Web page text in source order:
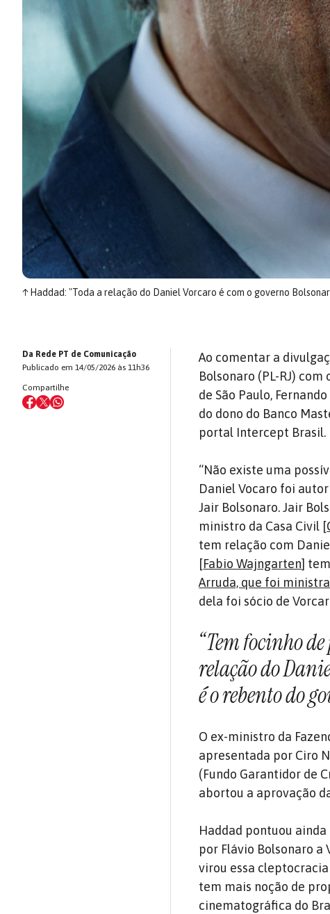
↑Haddad: "Toda a relação do Daniel Vorcaro é com o governo
Da Rede PT de Comunicação
Publicado em 14/05/2026 às 11h36
Compartilhe
Ao comentar a
Bolsonaro (PL-RJ)
de São Paulo,
do dono do Banco
portal Intercept Brasil.
“Não existe uma
Daniel Vocaro foi
Jair Bolsonaro. Jair
ministro da Casa Civil [
tem relação com
[Fabio Wajngarten]
Arruda, que foi
dela foi sócio de
“Tem focinho
relação do
é o rebento do
O ex-ministro da
apresentada por Ciro
(Fundo Garantidor de
abortou a aprovação
Haddad pontuou
por Flávio Bolsonaro a
virou essa
tem mais noção de
cinematográfica do